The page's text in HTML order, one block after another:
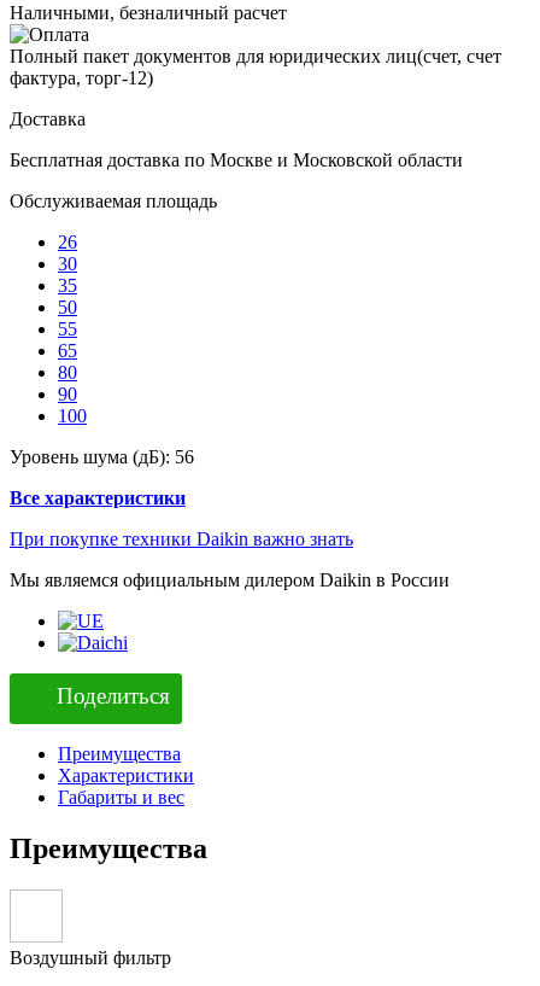
Наличными, безналичный расчет
Полный пакет документов для юридических лиц(счет, счет
фактура, торг-12)
Доставка
Бесплатная доставка по Москве и Московской области
Обслуживаемая площадь
26
30
35
50
55
65
80
90
100
Уровень шума (дБ): 56
Все характеристики
При покупке техники Daikin важно знать
Мы являемся официальным дилером Daikin в России
Поделиться
Преимущества
Характеристики
Габариты и вес
Преимущества
Воздушный фильтр